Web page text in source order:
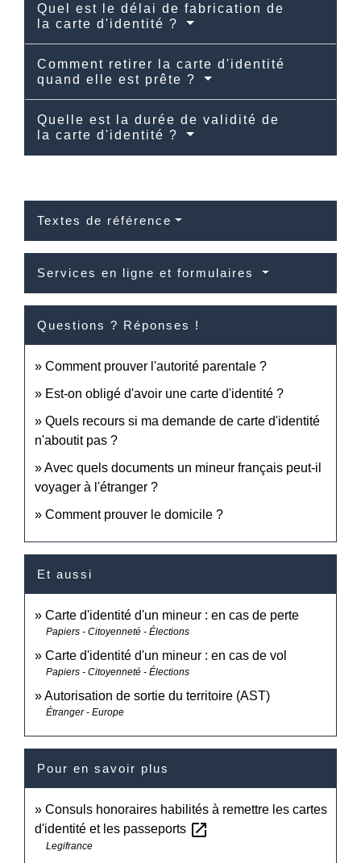
Quel est le délai de fabrication de
la carte d'identité ?
Comment retirer la carte d'identité
quand elle est prête ?
Quelle est la durée de validité de
la carte d'identité ?
Textes de référence
Services en ligne et formulaires
Questions ? Réponses !
Comment prouver l'autorité parentale ?
Est-on obligé d'avoir une carte d'identité ?
Quels recours si ma demande de carte d'identité
n'aboutit pas ?
Avec quels documents un mineur français peut-il
voyager à l'étranger ?
Comment prouver le domicile ?
Et aussi
Carte d'identité d'un mineur : en cas de perte
Papiers - Citoyenneté - Élections
Carte d'identité d'un mineur : en cas de vol
Papiers - Citoyenneté - Élections
Autorisation de sortie du territoire (AST)
Étranger - Europe
Pour en savoir plus
Consuls honoraires habilités à remettre les cartes
d'identité et les passeports open_in_new
Legifrance